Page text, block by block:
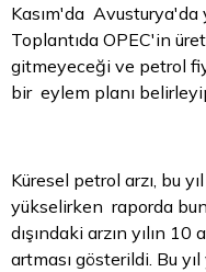
Kasım'da Avusturya'da
Toplantıda OPEC'in
gitmeyeceği ve petrol
bir eylem planı
Küresel petrol arzı, bu
yükselirken raporda
dışındaki arzın yılın
artması gösterildi. Bu